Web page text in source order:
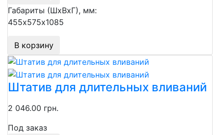
Габариты (ШхВхГ), мм:
455х575х1085
В корзину
Штатив для длительных вливаний
2 046.00 грн.
Под заказ